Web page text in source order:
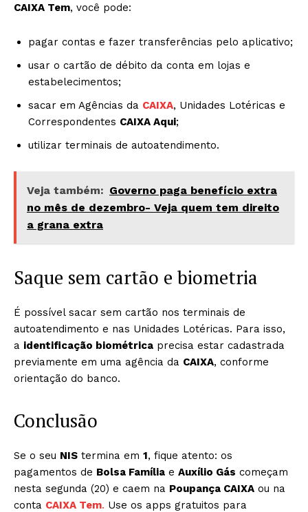
CAIXA Tem, você pode:
pagar contas e fazer transferências pelo aplicativo;
usar o cartão de débito da conta em lojas e
estabelecimentos;
sacar em Agências da CAIXA, Unidades Lotéricas e
Correspondentes CAIXA Aqui;
utilizar terminais de autoatendimento.
Veja também: Governo paga benefício extra
no mês de dezembro- Veja quem tem direito
a grana extra
Saque sem cartão e biometria
É possível sacar sem cartão nos terminais de
autoatendimento e nas Unidades Lotéricas. Para isso,
a identificação biométrica precisa estar cadastrada
previamente em uma agência da CAIXA, conforme
orientação do banco.
Conclusão
Se o seu NIS termina em 1, fique atento: os
pagamentos de Bolsa Família e Auxílio Gás começam
nesta segunda (20) e caem na Poupança CAIXA ou na
conta CAIXA Tem. Use os apps gratuitos para